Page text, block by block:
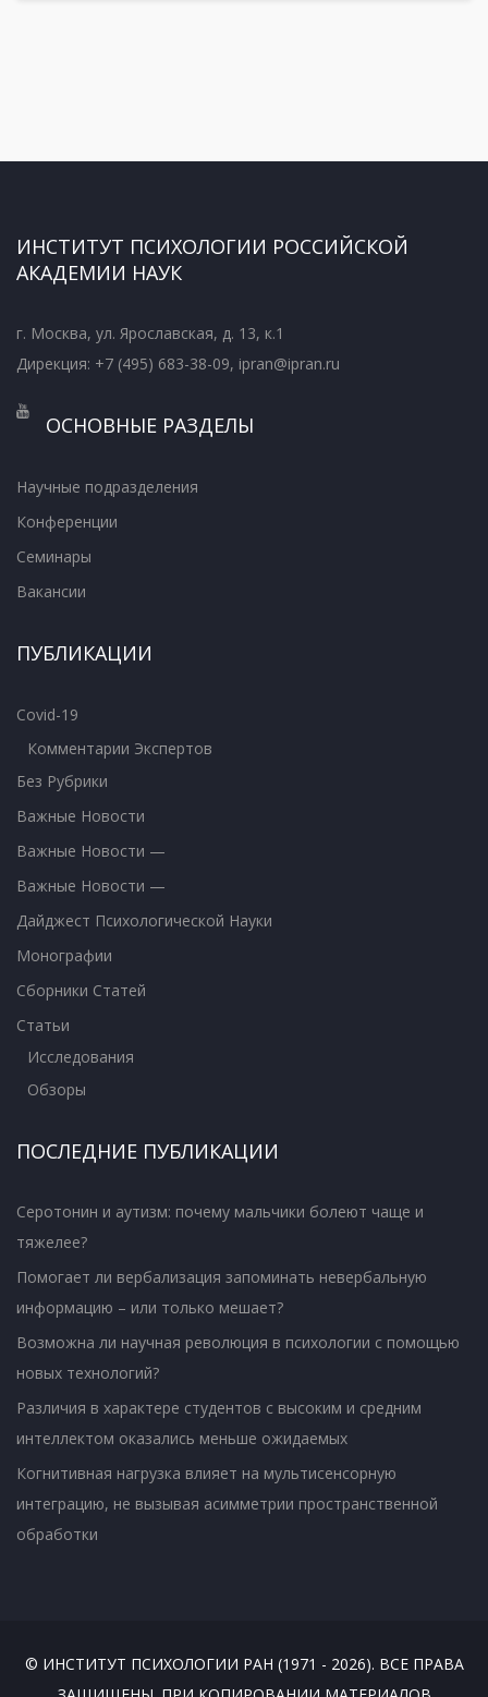
ИНСТИТУТ ПСИХОЛОГИИ РОССИЙСКОЙ
АКАДЕМИИ НАУК
г. Москва, ул. Ярославская, д. 13, к.1
Дирекция: +7 (495) 683-38-09, ipran@ipran.ru
ОСНОВНЫЕ РАЗДЕЛЫ
Научные подразделения
Конференции
Семинары
Вакансии
ПУБЛИКАЦИИ
Covid-19
Комментарии Экспертов
Без Рубрики
Важные Новости
Важные Новости —
Важные Новости —
Дайджест Психологической Науки
Монографии
Сборники Статей
Статьи
Исследования
Обзоры
ПОСЛЕДНИЕ ПУБЛИКАЦИИ
Серотонин и аутизм: почему мальчики болеют чаще и
тяжелее?
Помогает ли вербализация запоминать невербальную
информацию – или только мешает?
Возможна ли научная революция в психологии с помощью
новых технологий?
Различия в характере студентов с высоким и средним
интеллектом оказались меньше ожидаемых
Когнитивная нагрузка влияет на мультисенсорную
интеграцию, не вызывая асимметрии пространственной
обработки
© ИНСТИТУТ ПСИХОЛОГИИ РАН (1971 - 2026). ВСЕ ПРАВА